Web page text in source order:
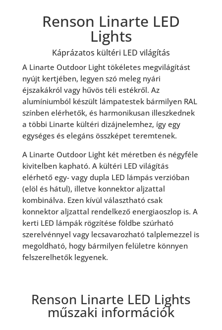
Renson Linarte LED
Lights
Káprázatos kültéri LED világítás
A Linarte Outdoor Light tökéletes megvilágítást
nyújt kertjében, legyen szó meleg nyári
éjszakákról vagy hűvös téli estékről. Az
alumíniumból készült lámpatestek bármilyen RAL
színben elérhetők, és harmonikusan illeszkednek
a többi Linarte kültéri dizájnelemhez, így egy
egységes és elegáns összképet teremtenek.
A Linarte Outdoor Light két méretben és négyféle
kivitelben kapható. A kültéri LED világítás
elérhető egy- vagy dupla LED lámpás verzióban
(elöl és hátul), illetve konnektor aljzattal
kombinálva. Ezen kívül választható csak
konnektor aljzattal rendelkező energiaoszlop is. A
kerti LED lámpák rögzítése földbe szúrható
szerelvénnyel vagy lecsavarozható talplemezzel is
megoldható, hogy bármilyen felületre könnyen
felszerelhetők legyenek.
Renson Linarte LED Lights
műszaki információk